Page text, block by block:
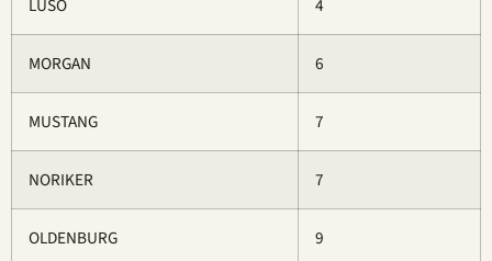
LUSO 4
MORGAN 6
MUSTANG 7
NORIKER 7
OLDENBURG 9